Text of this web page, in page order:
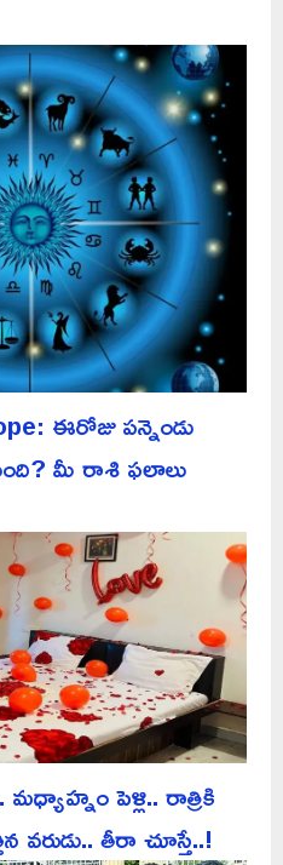
ఈరోజు పన్నెండు
మీ రాశి ఫలాలు
పెళ్లి.. రాత్రికి
వరుడు.. తీరా చూస్తే..!